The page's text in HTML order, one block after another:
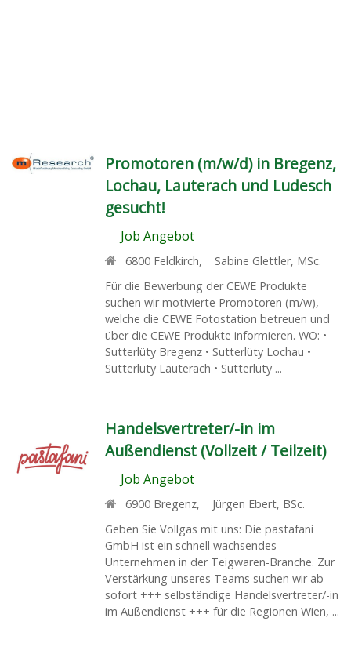
Promotoren (m/w/d) in Bregenz,
Lochau, Lauterach und Ludesch
gesucht!
Job Angebot
6800 Feldkirch,
Sabine Glettler, MSc.
Für die Bewerbung der CEWE Produkte
suchen wir motivierte Promotoren (m/w),
welche die CEWE Fotostation betreuen und
über die CEWE Produkte informieren. WO: •
Sutterlüty Bregenz • Sutterlüty Lochau •
Sutterlüty Lauterach • Sutterlüty ...
Handelsvertreter/-in im
Außendienst (Vollzeit / Teilzeit)
Job Angebot
6900 Bregenz,
Jürgen Ebert, BSc.
Geben Sie Vollgas mit uns: Die pastafani
GmbH ist ein schnell wachsendes
Unternehmen in der Teigwaren-Branche. Zur
Verstärkung unseres Teams suchen wir ab
sofort +++ selbständige Handelsvertreter/-in
im Außendienst +++ für die Regionen Wien, ...